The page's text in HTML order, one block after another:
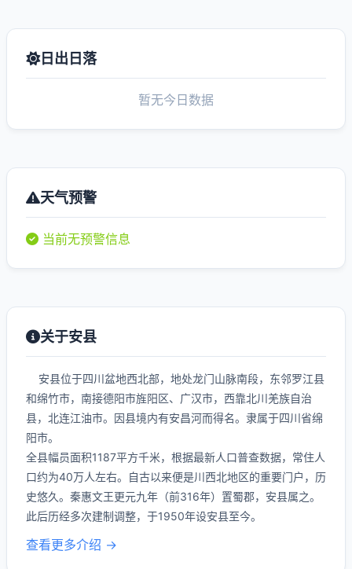
日出日落
暂无今日数据
天气预警
当前无预警信息
关于安县
安县位于四川盆地西北部，地处龙门山脉南段，东邻罗江县
和绵竹市，南接德阳市旌阳区、广汉市，西靠北川羌族自治
县，北连江油市。因县境内有安昌河而得名。隶属于四川省绵
阳市。
全县幅员面积1187平方千米，根据最新人口普查数据，常住人
口约为40万人左右。自古以来便是川西北地区的重要门户，历
史悠久。秦惠文王更元九年（前316年）置蜀郡，安县属之。
此后历经多次建制调整，于1950年设安县至今。
查看更多介绍 →